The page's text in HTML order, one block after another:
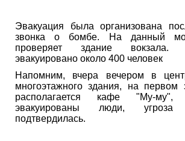
Эвакуация была организована
звонка о бомбе. На данный
проверяет здание
эвакуировано около 400 человек
Напомним, вчера вечером в
многоэтажного здания, на первом
располагается кафе "Му-
эвакуированы люди,
подтвердилась.